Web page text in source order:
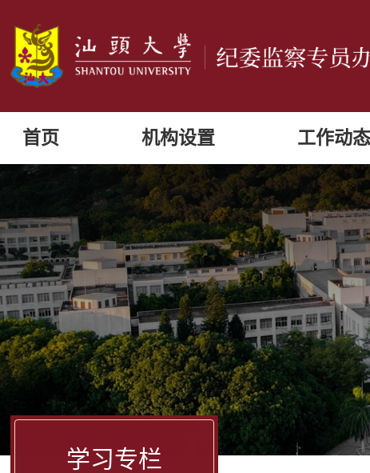
首页 机构设置 工作动态
学习专栏